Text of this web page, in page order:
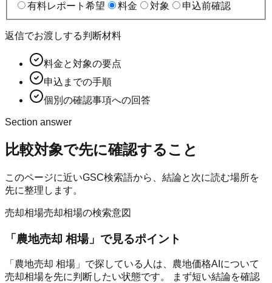
有料レポート希望
料金 対象 申込前確認
返信でお渡しする判断材料
料金と対象の要点
申込までの手順
個別の確認事項への回答
Section answer
比較対象で先に確認すること
このページに近いGSC検索語から、結論と次に読む場所を
先に整理します。
売却相場売却相場の検索意図
「農地売却 相場」で見るポイント
「農地売却 相場」で探している人は、農地価格AIについて
売却相場を先に判断したい状態です。 まず短い結論を確認